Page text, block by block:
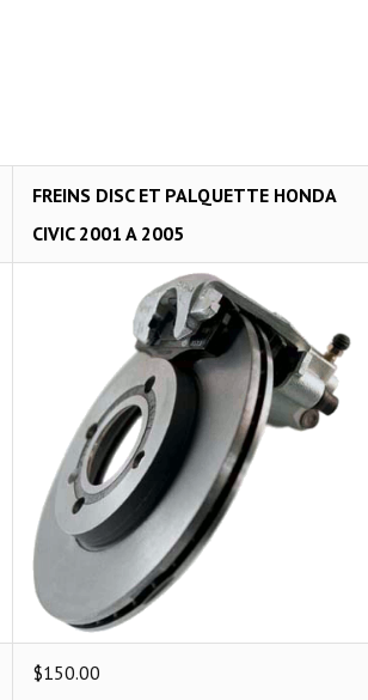
FREINS DISC ET PALQUETTE HONDA
CIVIC 2001 A 2005
$150.00